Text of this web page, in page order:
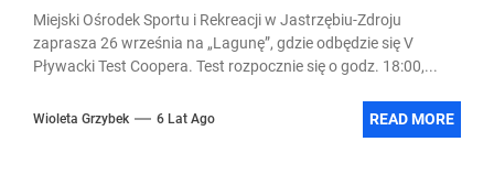
Miejski Ośrodek Sportu i Rekreacji w Jastrzębiu-Zdroju
zaprasza 26 września na „Lagunę”, gdzie odbędzie się V
Pływacki Test Coopera. Test rozpocznie się o godz. 18:00,...
Wioleta Grzybek 6 Lat Ago READ MORE